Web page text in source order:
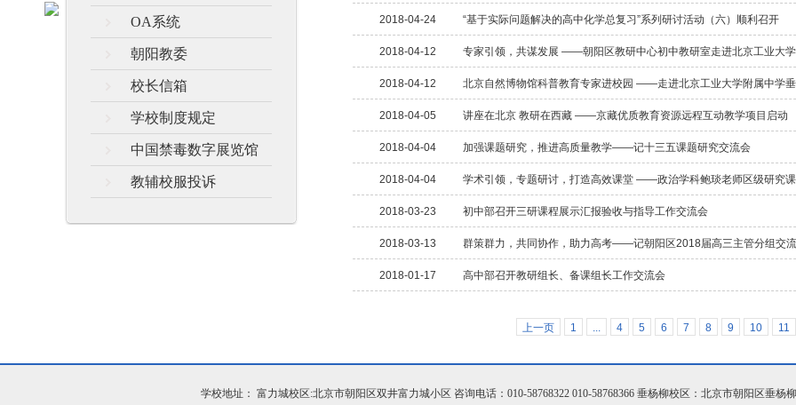
OA系统
朝阳教委
校长信箱
学校制度规定
中国禁毒数字展览馆
教辅校服投诉
2018-04-24 “基于实际问题解决的高中化学总复习”系列研讨活动（六）顺利召开
2018-04-12 专家引领，共谋发展 ——朝阳区教研中心初中教研室走进北京工业大
2018-04-12 北京自然博物馆科普教育专家进校园 ——走进北京工业大学附属中学
2018-04-05 讲座在北京 教研在西藏 ——京藏优质教育资源远程互动教学项目启动
2018-04-04 加强课题研究，推进高质量教学——记十三五课题研究交流会
2018-04-04 学术引领，专题研讨，打造高效课堂 ——政治学科鲍琰老师区级研究课
2018-03-23 初中部召开三研课程展示汇报验收与指导工作交流会
2018-03-13 群策群力，共同协作，助力高考——记朝阳区2018届高三主管分组交
2018-01-17 高中部召开教研组长、备课组长工作交流会
上一页 1 ... 4 5 6 7 8 9 10 11
学校地址： 富力城校区:北京市朝阳区双井富力城小区 咨询电话：010-58768322 010-58768366 垂杨柳校区：北京市朝阳区垂杨